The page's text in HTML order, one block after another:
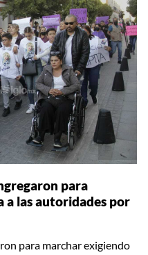
para
a las autoridades por
para marchar exigiendo